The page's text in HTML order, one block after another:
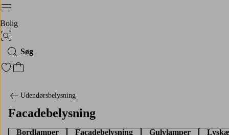
Menu
Bolig
Billedsøgning
Søg
Gå til favoritmarkerede produkter
Gå til indkøbskurven
Udendørsbelysning
Facadebelysning
Bordlamper Facadebelysning Gulvlamper